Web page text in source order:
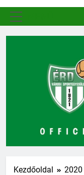
Kezdőoldal 2020